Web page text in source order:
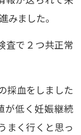
みました。
査で２つ共正常
採血をしました
が低く妊娠継続
まく行くと思っ